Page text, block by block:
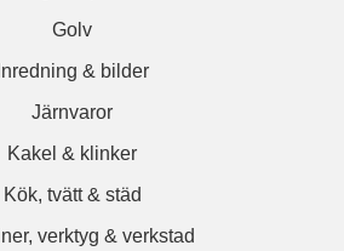
Golv
Inredning & bilder
Järnvaror
Kakel & klinker
Kök, tvätt & städ
verktyg & verkstad